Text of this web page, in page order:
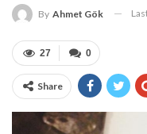
By Ahmet Gök
0
27
Share